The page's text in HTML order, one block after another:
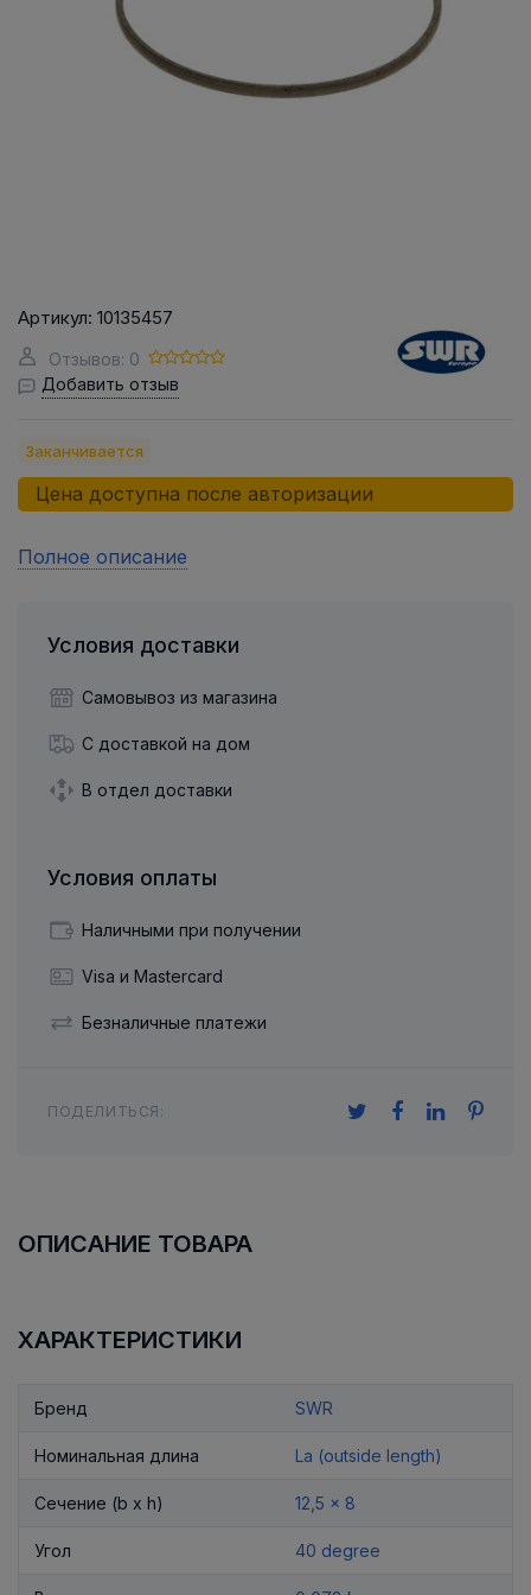
Артикул: 10135457
Отзывов: 0
Добавить отзыв
Заканчивается
Цена доступна после авторизации
Полное описание
Условия доставки
Самовывоз из магазина
С доставкой на дом
В отдел доставки
Условия оплаты
Наличными при получении
Visa и Mastercard
Безналичные платежи
ПОДЕЛИТЬСЯ:
ОПИСАНИЕ ТОВАРА
ХАРАКТЕРИСТИКИ
Бренд SWR
Номинальная длина La (outside length)
Сечение (b x h) 12,5 x 8
Угол 40 degree